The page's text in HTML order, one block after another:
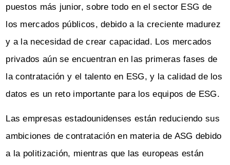
puestos más junior, sobre todo en el sector ESG de
los mercados públicos, debido a la creciente madurez
y a la necesidad de crear capacidad. Los mercados
privados aún se encuentran en las primeras fases de
la contratación y el talento en ESG, y la calidad de los
datos es un reto importante para los equipos de ESG.
Las empresas estadounidenses están reduciendo sus
ambiciones de contratación en materia de ASG debido
a la politización, mientras que las europeas están